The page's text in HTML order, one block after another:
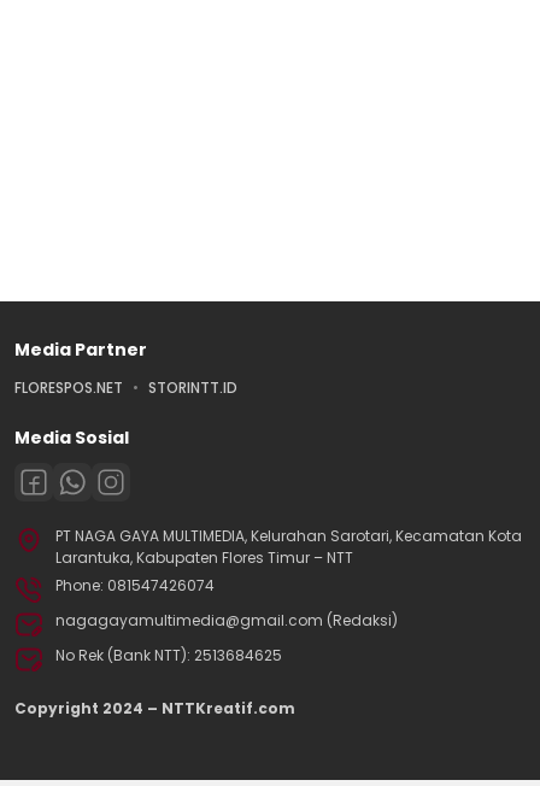
Media Partner
FLORESPOS.NET STORINTT.ID
Media Sosial
PT NAGA GAYA MULTIMEDIA, Kelurahan Sarotari, Kecamatan Kota
Larantuka, Kabupaten Flores Timur – NTT
Phone: 081547426074
nagagayamultimedia@gmail.com (Redaksi)
No Rek (Bank NTT): 2513684625
Copyright 2024 – NTTKreatif.com